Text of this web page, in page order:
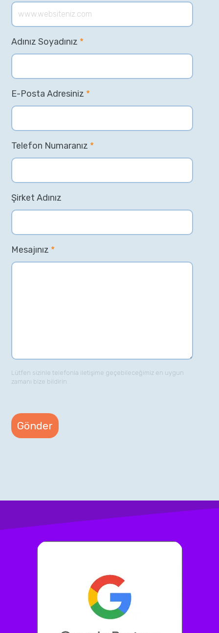
Adınız Soyadınız *
E-Posta Adresiniz *
Telefon Numaranız *
Şirket Adınız
Mesajınız *
Lütfen sizinle telefonla iletişime geçebileceğimiz en uygun
zamanı bize bildirin.